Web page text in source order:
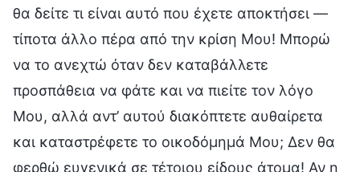
θα δείτε τι είναι αυτό που έχετε αποκτήσει —
τίποτα άλλο πέρα από την κρίση Μου! Μπορώ
να το ανεχτώ όταν δεν καταβάλλετε
προσπάθεια να φάτε και να πιείτε τον λόγο
Μου, αλλά αντ’ αυτού διακόπτετε αυθαίρετα
και καταστρέφετε το οικοδόμημά Μου; Δεν θα
φερθώ ευγενικά σε τέτοιου είδους άτομα! Αν η